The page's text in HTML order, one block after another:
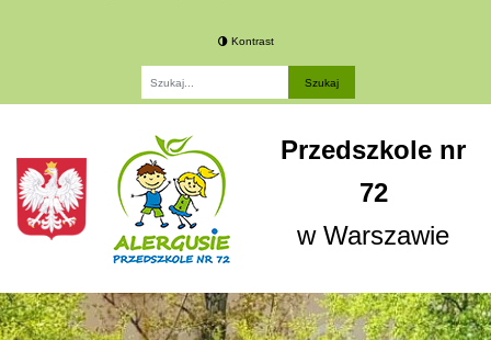
Kontrast
Przedszkole nr
72
w Warszawie